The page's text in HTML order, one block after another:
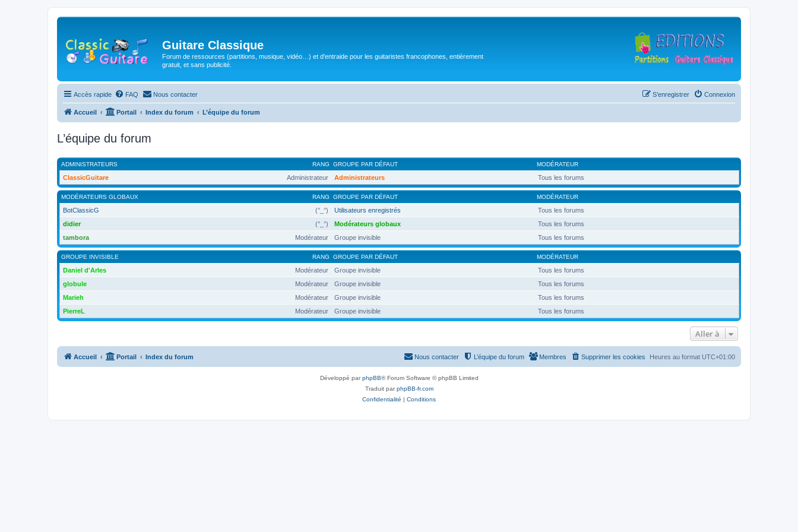
Guitare Classique
Forum de ressources (partitions, musique, vidéo…) et d'entraide pour les guitaristes francophones, entièrement
gratuit, et sans publicité.
Accès rapide FAQ Nous contacter Connexion
S’enregistrer
Accueil Portail Index du forum L’équipe du forum
L’équipe du forum
RANG
ADMINISTRATEURS GROUPE PAR DÉFAUT MODÉRATEUR
Administrateur
ClassicGuitare Administrateurs Tous les forums
RANG
MODÉRATEURS GLOBAUX GROUPE PAR DÉFAUT MODÉRATEUR
(°_°)
BotClassicG Utilisateurs enregistrés
Tous les forums
(°_°)
didier Modérateurs globaux
Tous les forums
Modérateur
tambora Groupe invisible Tous les forums
RANG
GROUPE INVISIBLE GROUPE PAR DÉFAUT MODÉRATEUR
Modérateur
Daniel d'Arles Groupe invisible
Tous les forums
Modérateur
globule Groupe invisible
Tous les forums
Modérateur
Marieh Groupe invisible
Tous les forums
Modérateur
PierreL Groupe invisible Tous les forums
Aller à
Accueil Portail Index du forum Heures au format UTC+01:00
Supprimer les cookies
Membres
L’équipe du forum
Nous contacter
Développé parphpBB® Forum Software © phpBB Limited
Traduit parphpBB-fr.com
Confidentialité | Conditions